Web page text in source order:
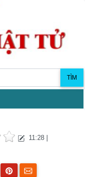
TÌM
11:28 |